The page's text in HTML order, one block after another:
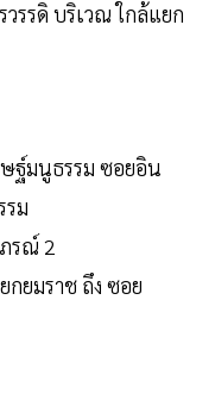
รรดิ บริเวณ ใกล้แยก
ฐ์มนูธรรม ซอยอิน
ม
รณ์ 2
ยมราช ถึง ซอย